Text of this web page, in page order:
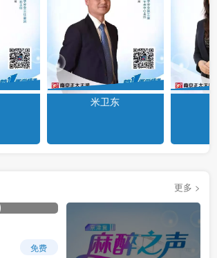
米卫东
更多 >
免费